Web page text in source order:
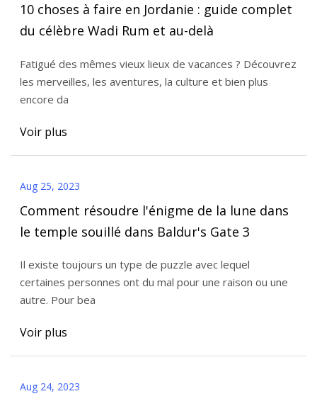
10 choses à faire en Jordanie : guide complet
du célèbre Wadi Rum et au-delà
Fatigué des mêmes vieux lieux de vacances ? Découvrez
les merveilles, les aventures, la culture et bien plus
encore da
Voir plus
Aug 25, 2023
Comment résoudre l'énigme de la lune dans
le temple souillé dans Baldur's Gate 3
Il existe toujours un type de puzzle avec lequel
certaines personnes ont du mal pour une raison ou une
autre. Pour bea
Voir plus
Aug 24, 2023